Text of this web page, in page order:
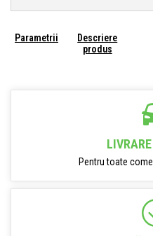
Parametrii
Descriere
produs
Pentru toate